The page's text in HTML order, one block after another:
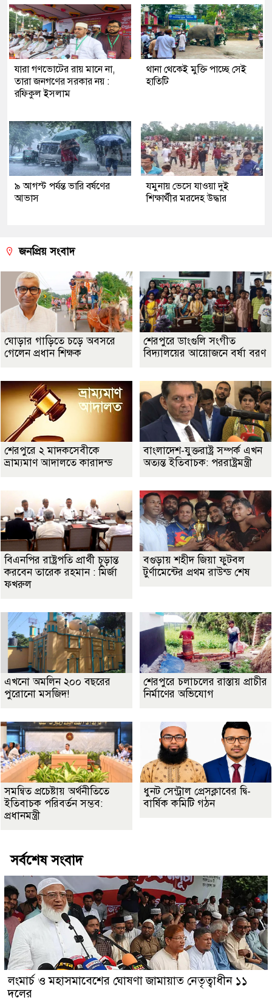
যারা গণভোটের রায় মানে না,
তারা জনগণের সরকার নয় :
রফিকুল ইসলাম
থানা থেকেই মুক্তি পাচ্ছে সেই
হাতিটি
৯ আগস্ট পর্যন্ত ভারি বর্ষণের
আভাস
যমুনায় ভেসে যাওয়া দুই
শিক্ষার্থীর মরদেহ উদ্ধার
জনপ্রিয় সংবাদ
ঘোড়ার গাড়িতে চড়ে অবসরে
গেলেন প্রধান শিক্ষক
শেরপুরে ডাংগুলি সংগীত
বিদ্যালয়ের আয়োজনে বর্ষা বরণ
শেরপুরে ২ মাদকসেবীকে
ভ্রাম্যমাণ আদালতে কারাদন্ড
বাংলাদেশ-যুক্তরাষ্ট্র সম্পর্ক এখন
অত্যন্ত ইতিবাচক: পররাষ্ট্রমন্ত্রী
বিএনপির রাষ্ট্রপতি প্রার্থী চূড়ান্ত
করবেন তারেক রহমান : মির্জা
ফখরুল
বগুড়ায় শহীদ জিয়া ফুটবল
টুর্ণামেন্টের প্রথম রাউন্ড শেষ
এখনো অমলিন ২০০ বছরের
পুরোনো মসজিদ!
শেরপুরে চলাচলের রাস্তায় প্রাচীর
নির্মাণের অভিযোগ
সমন্বিত প্রচেষ্টায় অর্থনীতিতে
ইতিবাচক পরিবর্তন সম্ভব:
প্রধানমন্ত্রী
ধুনট সেন্ট্রাল প্রেসক্লাবের দ্বি-
বার্ষিক কমিটি গঠন
সর্বশেষ সংবাদ
লংমার্চ ও মহাসমাবেশের ঘোষণা জামায়াত নেতৃত্বাধীন ১১
দলের